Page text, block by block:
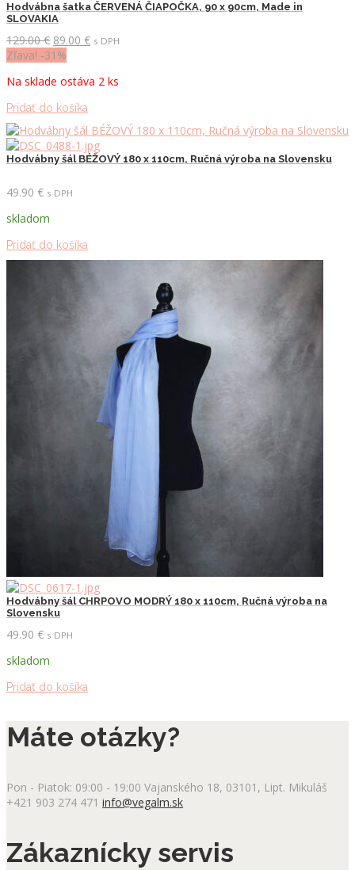
Hodvábna šatka ČERVENÁ ČIAPOČKA, 90 x 90cm, Made in
SLOVAKIA
129.00€ Pôvodná
cena
129.00 €.
89.00 €Aktuálna
89.00 €.
s DPH
Zľava! -31%
Na sklade ostáva 2 ks
Pridať do košíka
Hodvábny šál BÉŽOVÝ 180 x 110cm, Ručná výroba na Slovensku
49.90 € s DPH
skladom
Pridať do košíka
Hodvábny šál CHRPOVO MODRÝ 180 x 110cm, Ručná výroba na
Slovensku
49.90 € s DPH
skladom
Pridať do košíka
Máte otázky?
Pon - Piatok: 09:00 - 19:00 Vajanského 18, 03101, Lipt. Mikuláš
+421 903 274 471 info@vegalm.sk
Zákaznícky servis